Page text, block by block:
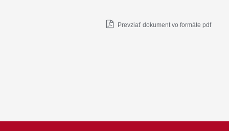
Prevziať dokument vo formáte pdf